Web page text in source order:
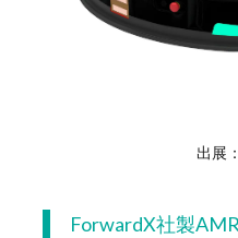
出展
ForwardX社製